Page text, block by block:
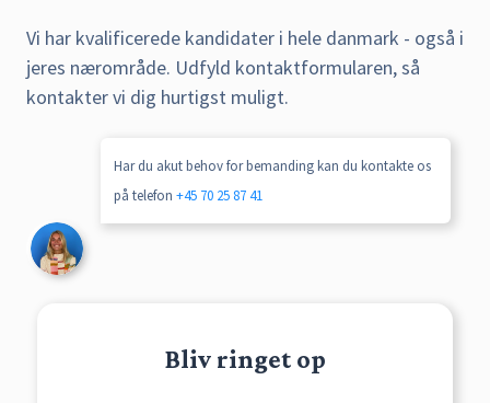
Vi har kvalificerede kandidater i hele danmark - også i
jeres nærområde. Udfyld kontaktformularen, så
kontakter vi dig hurtigst muligt.
Har du akut behov for bemanding kan du kontakte os
på telefon +45 70 25 87 41
Bliv ringet op